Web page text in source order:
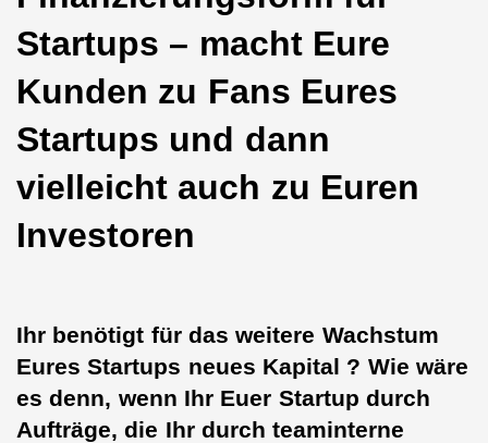
Startups – macht Eure
Kunden zu Fans Eures
Startups und dann
vielleicht auch zu Euren
Investoren
Ihr benötigt für das weitere Wachstum
Eures Startups neues Kapital ? Wie wäre
es denn, wenn Ihr Euer Startup durch
Aufträge, die Ihr durch teaminterne